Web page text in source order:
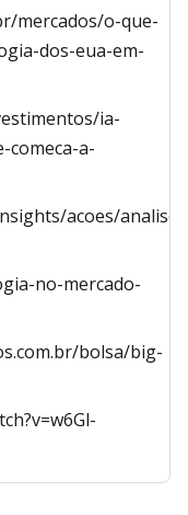
mercados/o-que-
dos-eua-em-
ia-
comeca-a-
acoes/analise/
no-mercado-
bolsa/big-